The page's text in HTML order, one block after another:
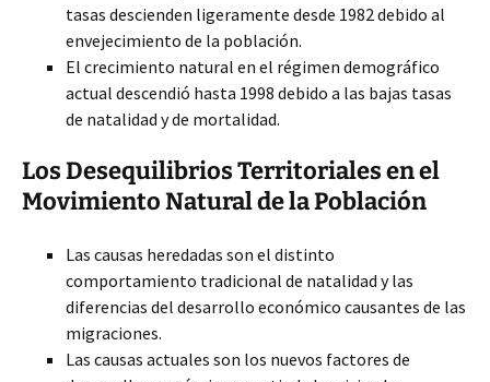
tasas descienden ligeramente desde 1982 debido al
envejecimiento de la población.
El crecimiento natural en el régimen demográfico
actual descendió hasta 1998 debido a las bajas tasas
de natalidad y de mortalidad.
Los Desequilibrios Territoriales en el
Movimiento Natural de la Población
Las causas heredadas son el distinto
comportamiento tradicional de natalidad y las
diferencias del desarrollo económico causantes de las
migraciones.
Las causas actuales son los nuevos factores de